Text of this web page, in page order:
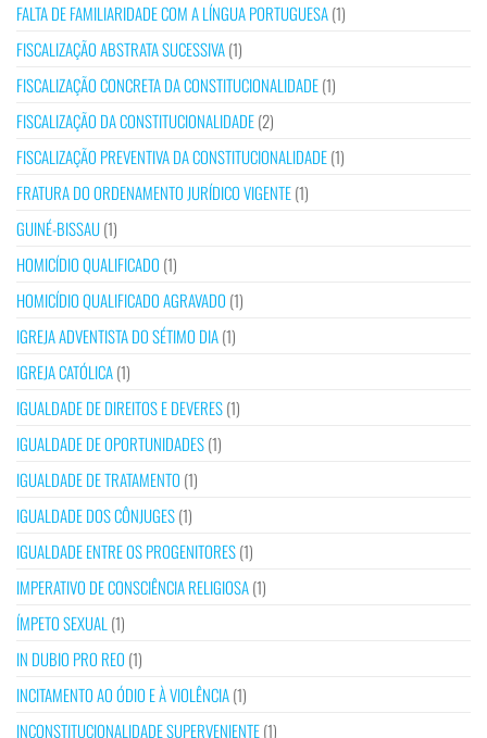
FALTA DE FAMILIARIDADE COM A LÍNGUA PORTUGUESA(1)
FISCALIZAÇÃO ABSTRATA SUCESSIVA(1)
FISCALIZAÇÃO CONCRETA DA CONSTITUCIONALIDADE(1)
FISCALIZAÇÃO DA CONSTITUCIONALIDADE(2)
FISCALIZAÇÃO PREVENTIVA DA CONSTITUCIONALIDADE(1)
FRATURA DO ORDENAMENTO JURÍDICO VIGENTE(1)
GUINÉ-BISSAU(1)
HOMICÍDIO QUALIFICADO (1)
HOMICÍDIO QUALIFICADO AGRAVADO (1)
IGREJA ADVENTISTA DO SÉTIMO DIA(1)
IGREJA CATÓLICA(1)
IGUALDADE DE DIREITOS E DEVERES(1)
IGUALDADE DE OPORTUNIDADES(1)
IGUALDADE DE TRATAMENTO (1)
IGUALDADE DOS CÔNJUGES(1)
IGUALDADE ENTRE OS PROGENITORES(1)
IMPERATIVO DE CONSCIÊNCIA RELIGIOSA(1)
ÍMPETO SEXUAL (1)
IN DUBIO PRO REO (1)
INCITAMENTO AO ÓDIO E À VIOLÊNCIA(1)
INCONSTITUCIONALIDADE SUPERVENIENTE(1)